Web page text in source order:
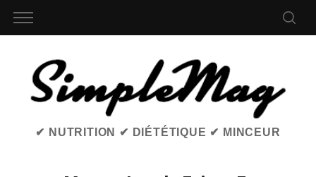
✔ NUTRITION ✔ DIÉTÉTIQUE ✔ MINCEUR